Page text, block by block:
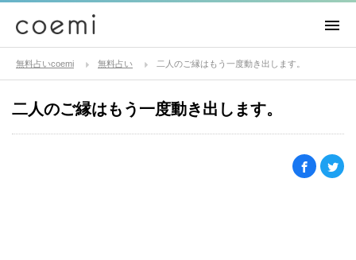
無料占いcoemi 無料占い 二人のご縁はもう一度動き出します。
二人のご縁はもう一度動き出します。